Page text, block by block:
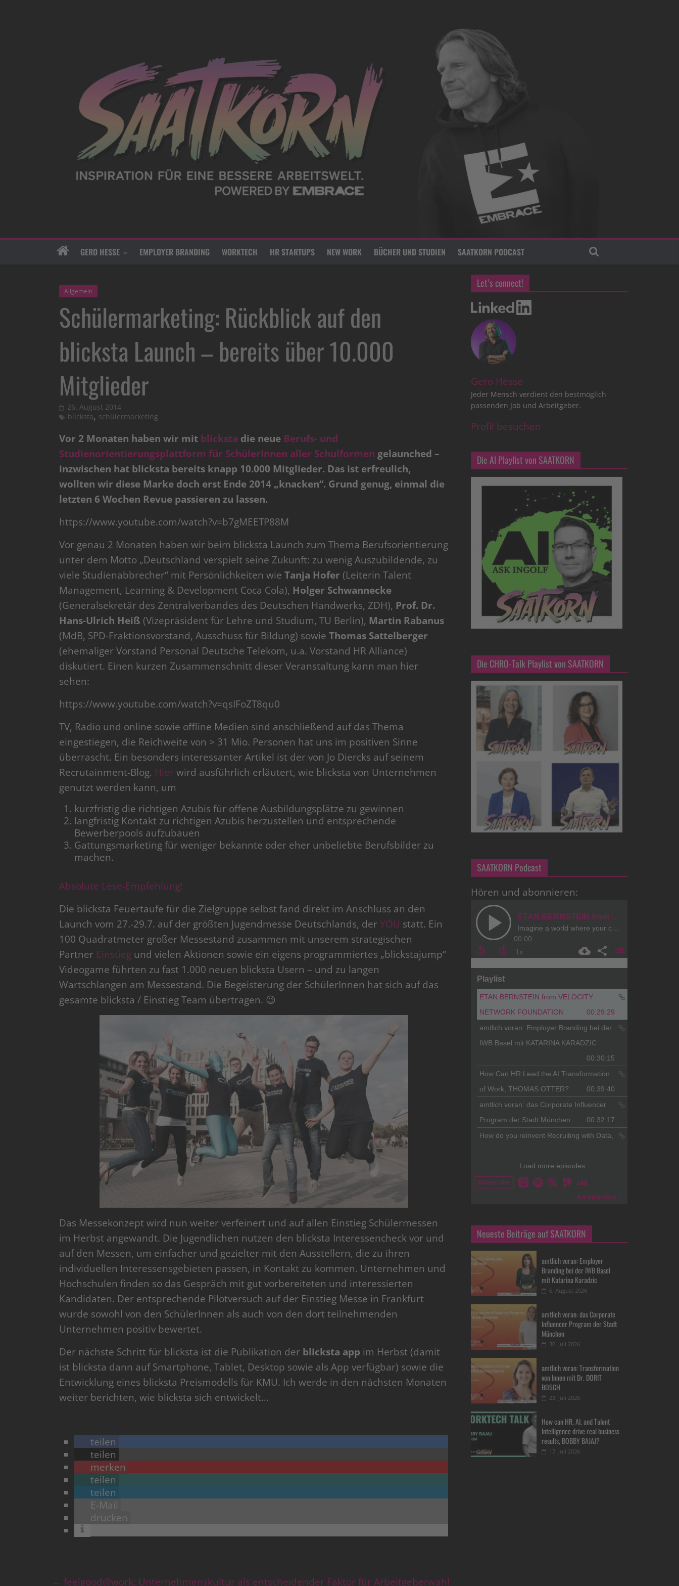
GERO HESSE EMPLOYER BRANDING WORKTECH HR STARTUPS NEW WORK BÜCHER UND STUDIEN SAATKORN PODCAST
Allgemein
Schülermarketing: Rückblick auf den
blicksta Launch – bereits über 10.000
Mitglieder
26. August 2014
blicksta, schülermarketing
Vor 2 Monaten haben wir mit blicksta die neue Berufs- und
Studienorientierungsplattform für SchülerInnen aller Schulformen gelaunched –
inzwischen hat blicksta bereits knapp 10.000 Mitglieder. Das ist erfreulich,
wollten wir diese Marke doch erst Ende 2014 „knacken“. Grund genug, einmal die
letzten 6 Wochen Revue passieren zu lassen.
https://www.youtube.com/watch?v=b7gMEETP88M
Vor genau 2 Monaten haben wir beim blicksta Launch zum Thema Berufsorientierung
unter dem Motto „Deutschland verspielt seine Zukunft: zu wenig Auszubildende, zu
viele Studienabbrecher“ mit Persönlichkeiten wie Tanja Hofer (Leiterin Talent
Management, Learning & Development Coca Cola), Holger Schwannecke
(Generalsekretär des Zentralverbandes des Deutschen Handwerks, ZDH), Prof. Dr.
Hans-Ulrich Heiß (Vizepräsident für Lehre und Studium, TU Berlin), Martin Rabanus
(MdB, SPD-Fraktionsvorstand, Ausschuss für Bildung) sowie Thomas Sattelberger
(ehemaliger Vorstand Personal Deutsche Telekom, u.a. Vorstand HR Alliance)
diskutiert. Einen kurzen Zusammenschnitt dieser Veranstaltung kann man hier
sehen:
https://www.youtube.com/watch?v=qsIFoZT8qu0
TV, Radio und online sowie offline Medien sind anschließend auf das Thema
eingestiegen, die Reichweite von > 31 Mio. Personen hat uns im positiven Sinne
überrascht. Ein besonders interessanter Artikel ist der von Jo Diercks auf seinem
Recrutainment-Blog. Hierwird ausführlich erläutert, wie blicksta von Unternehmen
genutzt werden kann, um
kurzfristig die richtigen Azubis für offene Ausbildungsplätze zu gewinnen
langfristig Kontakt zu richtigen Azubis herzustellen und entsprechende
Bewerberpools aufzubauen
Gattungsmarketing für weniger bekannte oder eher unbeliebte Berufsbilder zu
machen.
Absolute Lese-Empfehlung!
Die blicksta Feuertaufe für die Zielgruppe selbst fand direkt im Anschluss an den
Launch vom 27.-29.7. auf der größten Jugendmesse Deutschlands, derYOU statt. Ein
100 Quadratmeter großer Messestand zusammen mit unserem strategischen
Partner Einstieg und vielen Aktionen sowie ein eigens programmiertes „blickstajump“
Videogame führten zu fast 1.000 neuen blicksta Usern – und zu langen
Wartschlangen am Messestand. Die Begeisterung der SchülerInnen hat sich auf das
gesamte blicksta / Einstieg Team übertragen. 😉
Das Messekonzept wird nun weiter verfeinert und auf allen Einstieg Schülermessen
im Herbst angewandt. Die Jugendlichen nutzen den blicksta Interessencheck vor und
auf den Messen, um einfacher und gezielter mit den Ausstellern, die zu ihren
individuellen Interessensgebieten passen, in Kontakt zu kommen. Unternehmen und
Hochschulen finden so das Gespräch mit gut vorbereiteten und interessierten
Kandidaten. Der entsprechende Pilotversuch auf der Einstieg Messe in Frankfurt
wurde sowohl von den SchülerInnen als auch von den dort teilnehmenden
Unternehmen positiv bewertet.
Der nächste Schritt für blicksta ist die Publikation der blicksta app im Herbst (damit
ist blicksta dann auf Smartphone, Tablet, Desktop sowie als App verfügbar) sowie die
Entwicklung eines blicksta Preismodells für KMU. Ich werde in den nächsten Monaten
weiter berichten, wie blicksta sich entwickelt…
teilen
teilen
merken
teilen
teilen
E-Mail
drucken
← feelgood@work: Unternehmenskultur als entscheidender Faktor für Arbeitgeberwahl
Let’s connect!
Gero Hesse
Jeder Mensch verdient den bestmöglich
passenden Job und Arbeitgeber.
Profil besuchen
Die AI Playlist von SAATKORN
Die CHRO-Talk Playlist von SAATKORN
SAATKORN Podcast
Hören und abonnieren:
Neueste Beiträge auf SAATKORN
amtlich voran: Employer
Branding bei der IWB Basel
mit Katarina Karadzic
6. August 2026
amtlich voran: das Corporate
Influencer Program der Stadt
München
30. Juli 2026
amtlich voran: Transformation
von Innen mit Dr. DORIT
BOSCH
23. Juli 2026
How can HR, AI, and Talent
Intelligence drive real business
results, BOBBY BAJAJ?
17. Juli 2026